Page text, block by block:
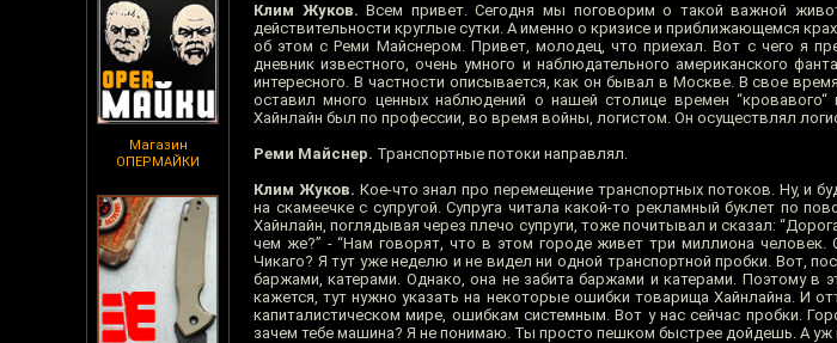
Магазин
ОПЕРМАЙКИ
Клим Жуков. Всем привет. Сегодня мы поговорим о такой важной
действительности круглые сутки. А именно о кризисе и приближающемся
об этом с Реми Майснером. Привет, молодец, что приехал. Вот с чего я
дневник известного, очень умного и наблюдательного американского
интересного. В частности описывается, как он бывал в Москве. В свое
оставил много ценных наблюдений о нашей столице времен
Хайнлайн был по профессии, во время войны, логистом. Он осуществлял
Реми Майснер. Транспортные потоки направлял.
Клим Жуков. Кое-что знал про перемещение транспортных потоков. Ну, и
на скамеечке с супругой. Супруга читала какой-то рекламный буклет по
Хайнлайн, поглядывая через плечо супруги, тоже почитывал и сказал:
чем же?” - “Нам говорят, что в этом городе живет три миллиона
Чикаго? Я тут уже неделю и не видел ни одной транспортной пробки. Вот,
баржами, катерами. Однако, она не забита баржами и катерами. Поэтому в
кажется, тут нужно указать на некоторые ошибки товарища Хайнлайна. И
капиталистическом мире, ошибкам системным. Вот у нас сейчас пробки.
зачем тебе машина? Я не понимаю. Ты просто пешком быстрее дойдешь. А уж